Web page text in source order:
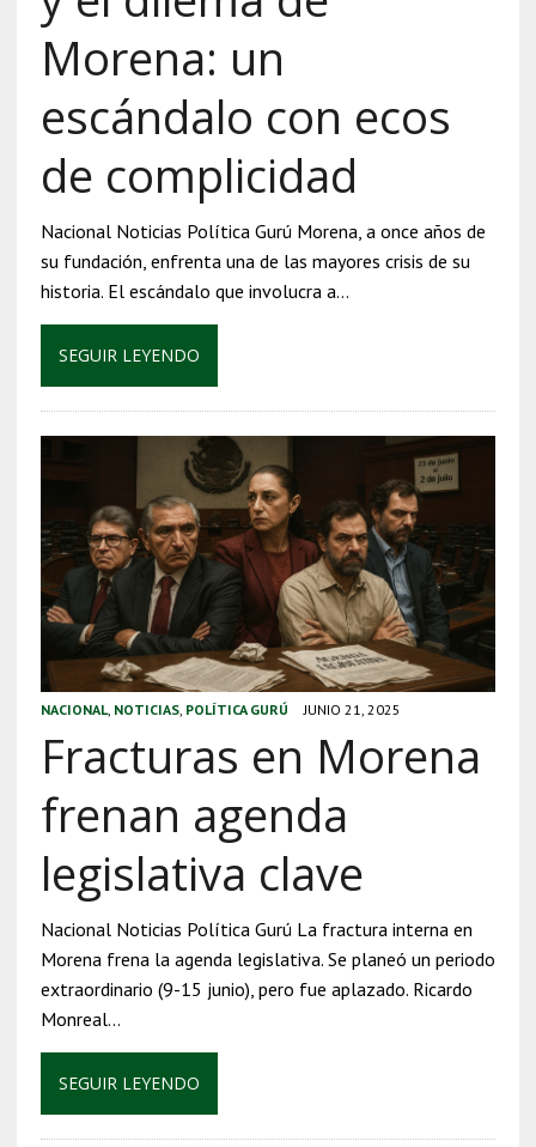
Morena: un
escándalo con ecos
de complicidad
Nacional Noticias Política Gurú Morena, a once años de
su fundación, enfrenta una de las mayores crisis de su
historia. El escándalo que involucra a…
SEGUIR LEYENDO
NACIONAL, NOTICIAS, POLÍTICA GURÚ JUNIO 21, 2025
Fracturas en Morena
frenan agenda
legislativa clave
Nacional Noticias Política Gurú La fractura interna en
Morena frena la agenda legislativa. Se planeó un periodo
extraordinario (9-15 junio), pero fue aplazado. Ricardo
Monreal…
SEGUIR LEYENDO